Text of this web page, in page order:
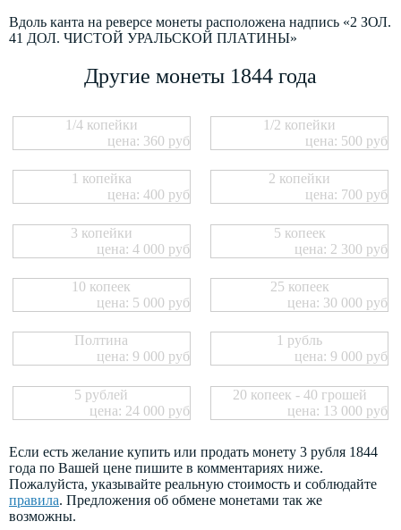
Вдоль канта на реверсе монеты расположена надпись «2 ЗОЛ.
41 ДОЛ. ЧИСТОЙ УРАЛЬСКОЙ ПЛАТИНЫ»
Другие монеты 1844 года
1/4 копейки
цена: 360 руб
1/2 копейки
цена: 500 руб
1 копейка
цена: 400 руб
2 копейки
цена: 700 руб
3 копейки
цена: 4 000 руб
5 копеек
цена: 2 300 руб
10 копеек
цена: 5 000 руб
25 копеек
цена: 30 000 руб
Полтина
цена: 9 000 руб
1 рубль
цена: 9 000 руб
5 рублей
цена: 24 000 руб
20 копеек - 40 грошей
цена: 13 000 руб
Если есть желание купить или продать монету 3 рубля 1844
года по Вашей цене пишите в комментариях ниже.
Пожалуйста, указывайте реальную стоимость и соблюдайте
правила. Предложения об обмене монетами так же
возможны.